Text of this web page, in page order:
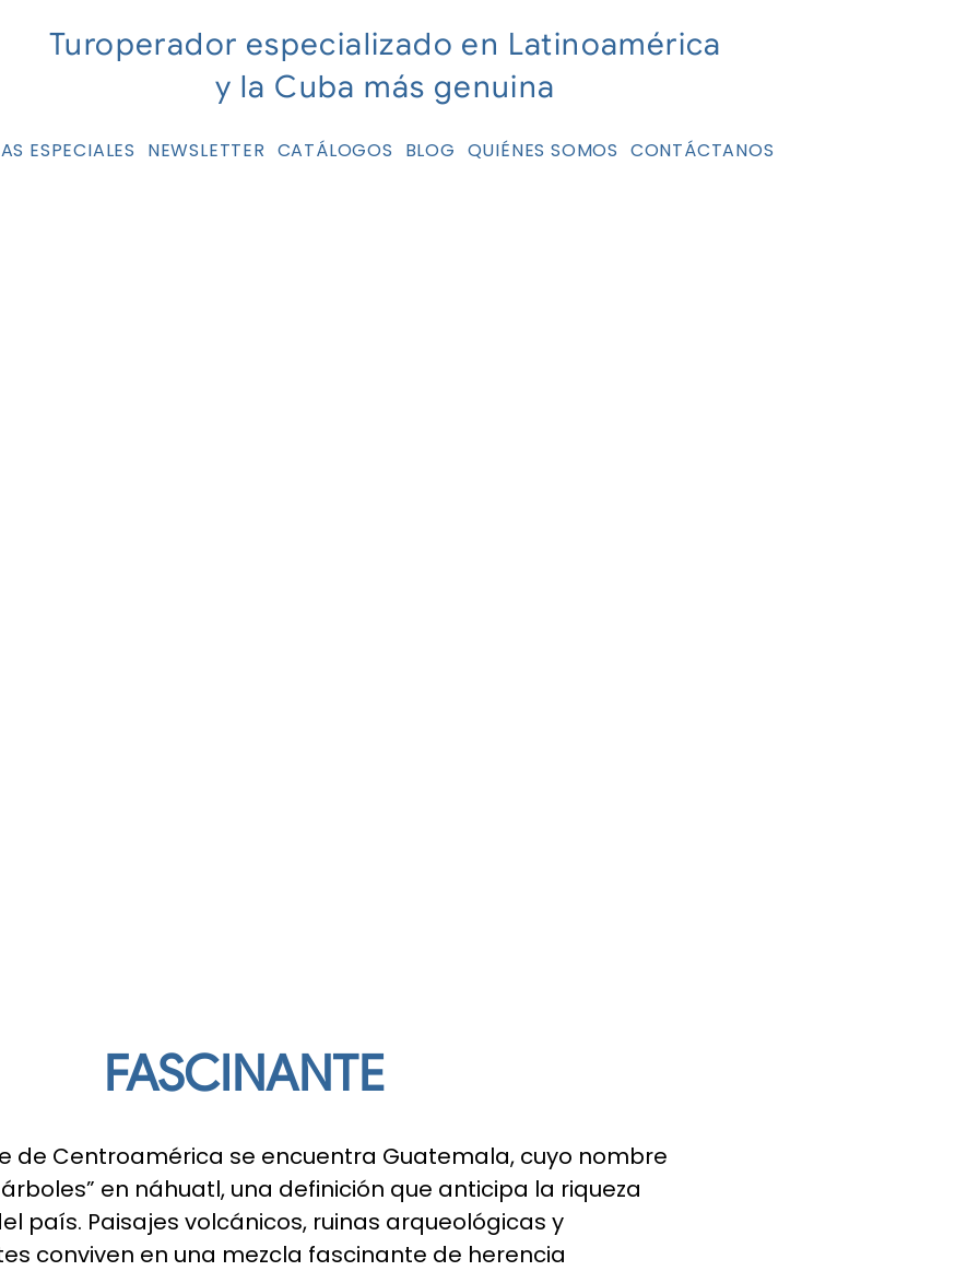
Turoperador especializado en Latinoamérica
y la Cuba más genuina
ESPECIALES NEWSLETTER CATÁLOGOS BLOG QUIÉNES SOMOS CONTÁCTANOS
FASCINANTE
de Centroamérica se encuentra Guatemala, cuyo nombre
en náhuatl, una definición que anticipa la riqueza
país. Paisajes volcánicos, ruinas arqueológicas y
conviven en una mezcla fascinante de herencia